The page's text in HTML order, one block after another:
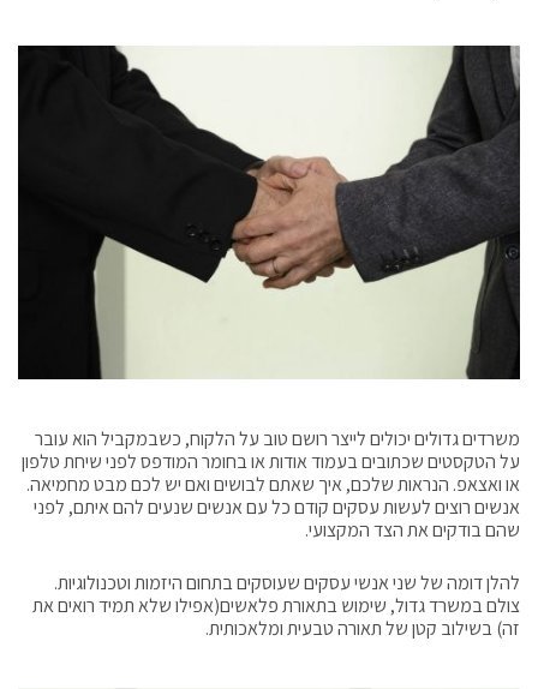
משרדים גדולים יכולים לייצר רושם טוב על הלקוח, כשבמקביל הוא עובר
על הטקסטים שכתובים בעמוד אודות או בחומר המודפס לפני שיחת טלפון
או ואצאפ. הנראות שלכם, איך שאתם לבושים ואם יש לכם מבט מחמיאה.
אנשים רוצים לעשות עסקים קודם כל עם אנשים שנעים להם איתם, לפני
שהם בודקים את הצד המקצועי.
להלן דומה של שני אנשי עסקים שעוסקים בתחום היזמות וטכנולוגיות.
צולם במשרד גדול, שימוש בתאורת פלאשים(אפילו שלא תמיד רואים את
זה) בשילוב קטן של תאורה טבעית ומלאכותית.